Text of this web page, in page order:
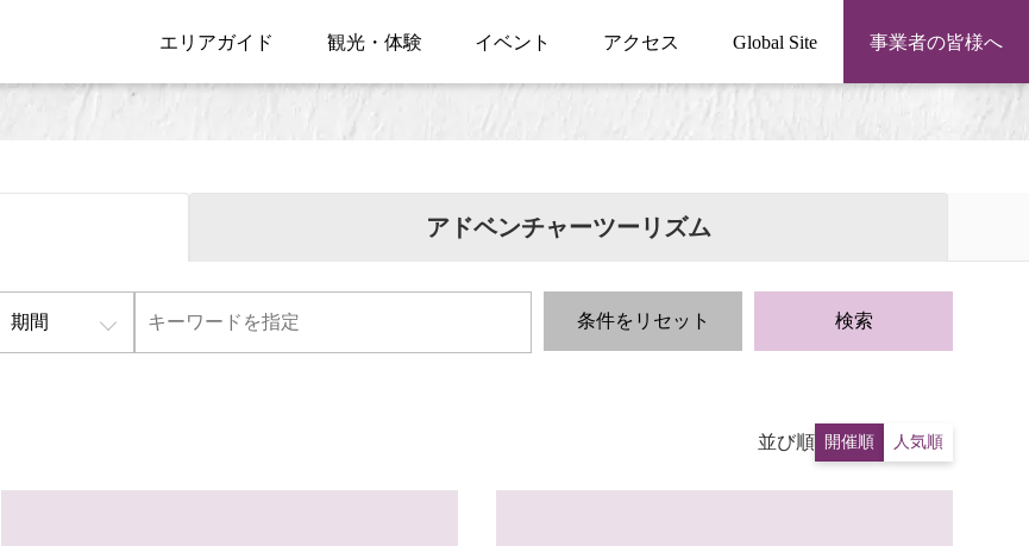
エリアガイド 観光・体験 イベント アクセス Global Site 事業者の皆様へ
アドベンチャーツーリズム
期間 条件をリセット 検索
並び順 開催順 人気順